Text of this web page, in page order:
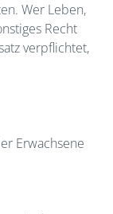
Wer Leben,
Recht
verpflichtet,
Erwachsene